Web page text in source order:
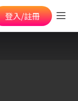
登入/註冊